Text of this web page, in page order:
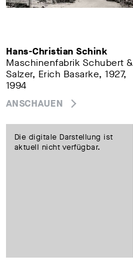
Hans-Christian Schink
Maschinenfabrik Schubert &
Salzer, Erich Basarke, 1927,
1994
ANSCHAUEN
Die digitale Darstellung ist
aktuell nicht verfügbar.